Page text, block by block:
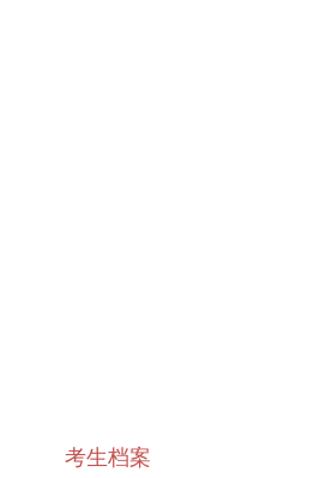
考生档案